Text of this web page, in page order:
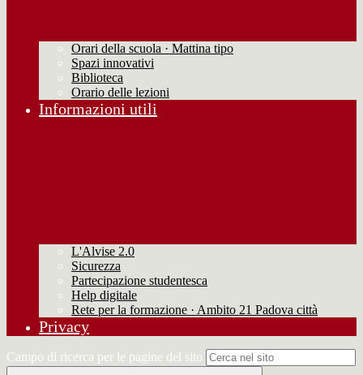
Orari della scuola · Mattina tipo
Spazi innovativi
Biblioteca
Orario delle lezioni
Informazioni utili
L'Alvise 2.0
Sicurezza
Partecipazione studentesca
Help digitale
Rete per la formazione · Ambito 21 Padova città
Privacy
Campo di ricerca per le pagine del sito